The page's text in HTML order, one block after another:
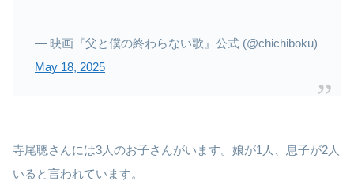
— 映画『父と僕の終わらない歌』公式 (@chichiboku)
May 18, 2025
寺尾聰さんには3人のお子さんがいます。娘が1人、息子が2人
いると言われています。